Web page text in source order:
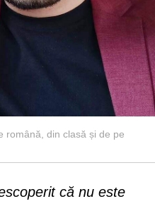
română, din clasă și de pe
că nu este